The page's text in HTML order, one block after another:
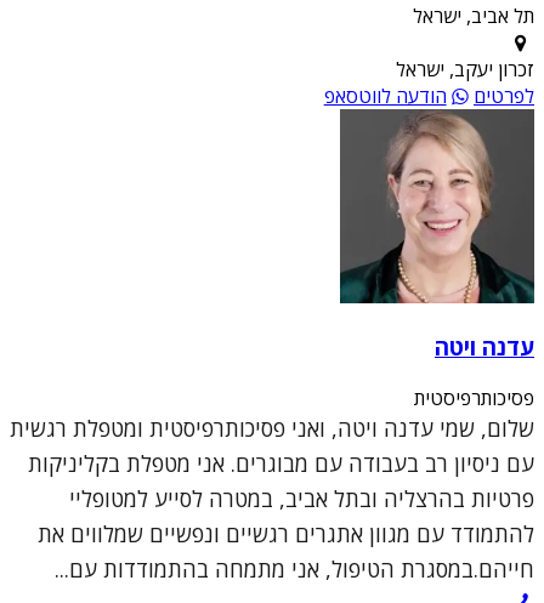
תל אביב, ישראל
זכרון יעקב, ישראל
לפרטים
הודעה לווטסאפ
עדנה ויטה
פסיכותרפיסטית
שלום, שמי עדנה ויטה, ואני פסיכותרפיסטית ומטפלת רגשית
עם ניסיון רב בעבודה עם מבוגרים. אני מטפלת בקליניקות
פרטיות בהרצליה ובתל אביב, במטרה לסייע למטופליי
להתמודד עם מגוון אתגרים רגשיים ונפשיים שמלווים את
חייהם.במסגרת הטיפול, אני מתמחה בהתמודדות עם...